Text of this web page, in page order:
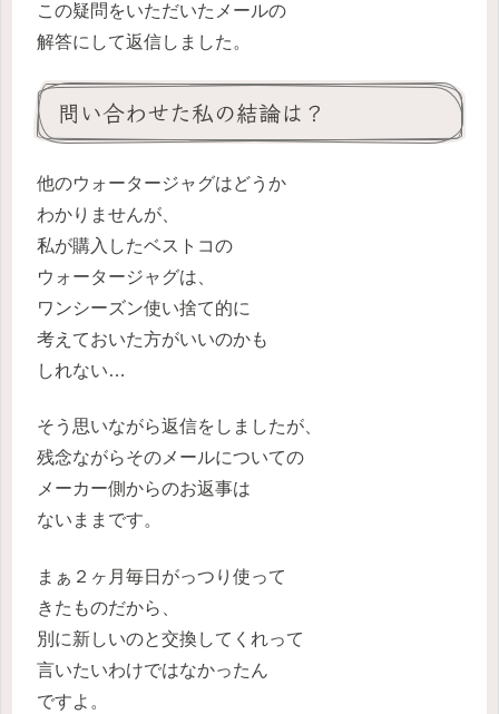
この疑問をいただいたメールの
解答にして返信しました。
問い合わせた私の結論は？
他のウォータージャグはどうか
わかりませんが、
私が購入したベストコの
ウォータージャグは、
ワンシーズン使い捨て的に
考えておいた方がいいのかも
しれない…
そう思いながら返信をしましたが、
残念ながらそのメールについての
メーカー側からのお返事は
ないままです。
まぁ２ヶ月毎日がっつり使って
きたものだから、
別に新しいのと交換してくれって
言いたいわけではなかったん
ですよ。